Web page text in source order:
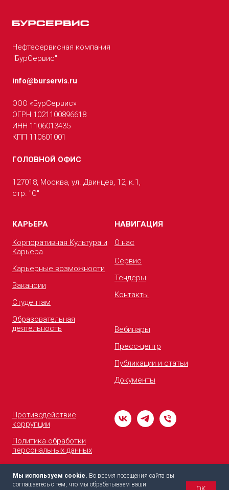
Мы используем cookie. Во время посещения сайта вы
соглашаетесь с тем, что мы обрабатываем ваши
Нефтесервисная компания
"БурСервис"
info@burservis.ru
ООО «БурСервис»
ОГРН 1021100896618
ИНН 1106013435
КПП 110601001
ГОЛОВНОЙ ОФИС
127018, Москва, ул. Двинцев, 12, к.1,
стр. "С"
КАРЬЕРА
Корпоративная Культура и
Карьера
Карьерные возможности
Вакансии
Студентам
Образовательная
деятельность
НАВИГАЦИЯ
О нас
Сервис
Тендеры
Контакты
Вебинары
Пресс-центр
Публикации и статьи
Документы
Противодействие
коррупции
Политика обработки
персональных данных
Горячая линия
Сайты группы